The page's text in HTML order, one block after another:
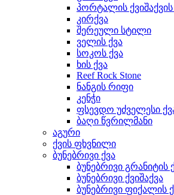
პორტალის
კირქვა
შერეული სტილი
ველის ქვა
სოკოს ქვა
ხის ქვა
Reef Rock Stone
ნანგის რიფი
კენჭი
ფსევდო უძველესი
ბაღი წვრილმანი
აგური
ქვის ფხვნილი
ბუნებრივი ქვა
ბუნებრივი გრანიტის
ბუნებრივი ქვიშაქვა
ბუნებრივი ფიქალის